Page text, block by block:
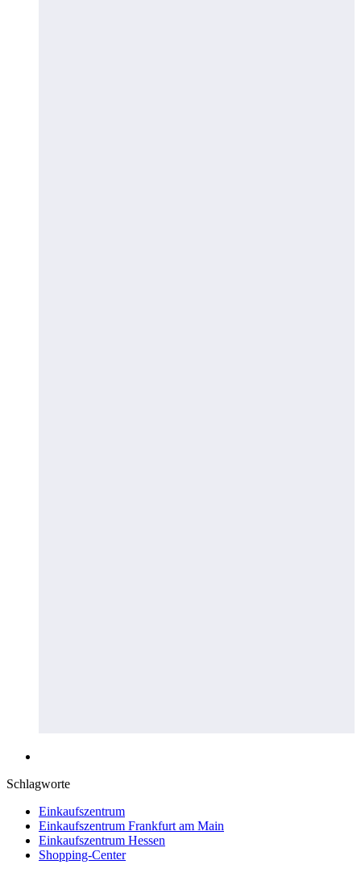
Schlagworte
Einkaufszentrum
Einkaufszentrum Frankfurt am Main
Einkaufszentrum Hessen
Shopping-Center